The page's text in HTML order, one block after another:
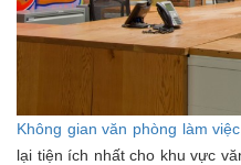
Không gian văn phòng làm việc
lại tiện ích nhất cho khu vực